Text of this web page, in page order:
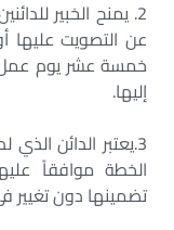
2. يمنح الخبير
خمسة عشر يوم عمل
إليها.
3.يعتبر الدائن
الخطة موافقاً
تضمينها دون تغيير